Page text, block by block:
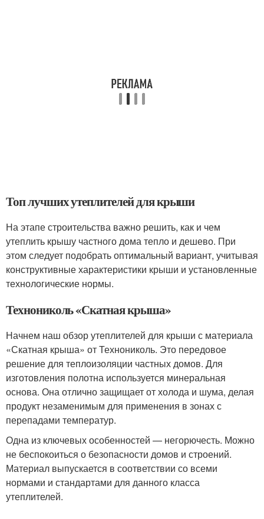
Топ лучших утеплителей для крыши
На этапе строительства важно решить, как и чем
утеплить крышу частного дома тепло и дешево. При
этом следует подобрать оптимальный вариант, учитывая
конструктивные характеристики крыши и установленные
технологические нормы.
Технониколь «Скатная крыша»
Начнем наш обзор утеплителей для крыши с материала
«Скатная крыша» от Технониколь. Это передовое
решение для теплоизоляции частных домов. Для
изготовления полотна используется минеральная
основа. Она отлично защищает от холода и шума, делая
продукт незаменимым для применения в зонах с
перепадами температур.
Одна из ключевых особенностей — негорючесть. Можно
не беспокоиться о безопасности домов и строений.
Материал выпускается в соответствии со всеми
нормами и стандартами для данного класса
утеплителей.